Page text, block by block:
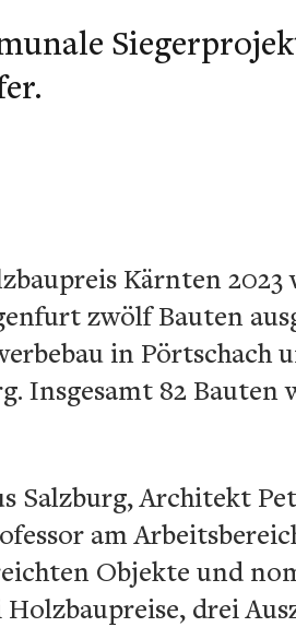
Kärnten
zwölf Bauten
in Pörtschach
Insgesamt 82 Bauten
Salzburg, Architekt
am
Objekte und
drei